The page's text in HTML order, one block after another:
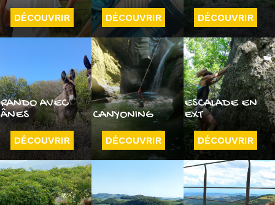
DÉCOUVRIR DÉCOUVRIR DÉCOUVRIR
RANDO AVEC
ÂNES
DÉCOUVRIR
CANYONING
DÉCOUVRIR
ESCALADE EN
EXT
DÉCOUVRIR